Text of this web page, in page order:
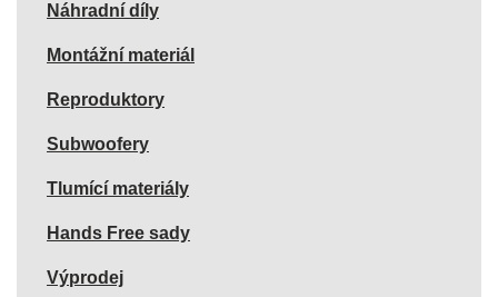
Náhradní díly
Montážní materiál
Reproduktory
Subwoofery
Tlumící materiály
Hands Free sady
Výprodej